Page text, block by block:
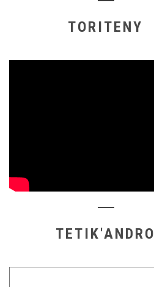
TORITENY
TETIK'ANDRO